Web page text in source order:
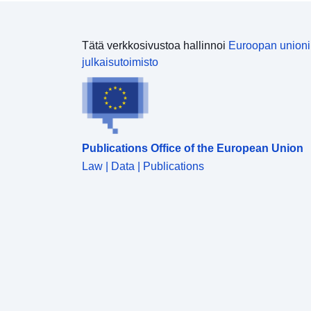
kartoittamaan esiin tulleita kysymyksiä sopivassa
mittakaavassa.
Tätä verkkosivustoa hallinnoi Euroopan
julkaisutoimisto
Publications Office of the European Union
Law | Data | Publications